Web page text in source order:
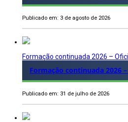
Publicado em: 3 de agosto de 2026
Formação continuada 2026 –
Formação continuada 2026
Publicado em: 31 de julho de 2026